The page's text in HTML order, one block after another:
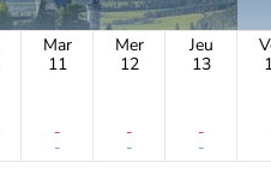
Mar
11
-
-
Mer
12
-
-
Jeu
13
-
-